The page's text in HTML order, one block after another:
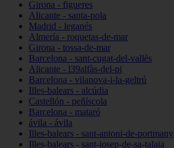
Girona - figueres
Alicante - santa-pola
Madrid - leganés
Almería - roquetas-de-mar
Girona - tossa-de-mar
Barcelona - sant-cugat-del-vallès
Alicante - l39alfàs-del-pi
Barcelona - vilanova-i-la-geltrú
Illes-balears - alcúdia
Castellón - peñíscola
Barcelona - mataró
ávila - ávila
Illes-balears - sant-antoni-de-portmany
Illes-balears - sant-josep-de-sa-talaia